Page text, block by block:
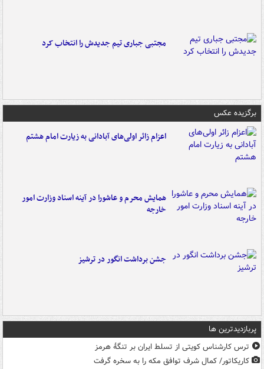
مجتبی جباری تیم جدیدش را انتخاب کرد
برگزیده عکس
اعزام زائر اولی‌های آبادانی به زیارت امام هشتم
همایش محرم و عاشورا در آینه اسناد وزارت امور
خارجه
جشن برداشت انگور در ترشیز
پربازدیدترین ها
ترس کارشناس کویتی از تسلط ایران بر تنگۀ هرمز
کاریکاتور/ کمال شرف توافق مکه را به سخره گرفت